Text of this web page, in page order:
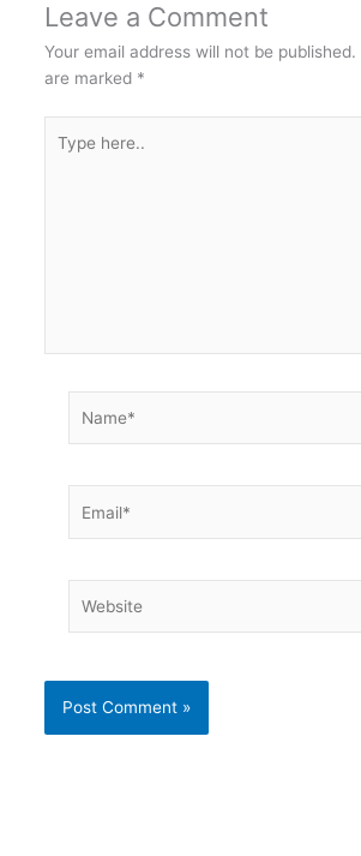
Leave a Comment
Your email address will not be published.
are marked *
here..